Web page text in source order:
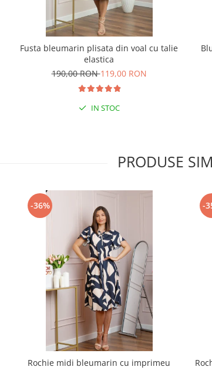
Fusta bleumarin plisata din voal cu talie
elastica
190,00 RON119,00 RON
IN STOC
PRODUSE
-36%
Rochie midi bleumarin cu imprimeu
-